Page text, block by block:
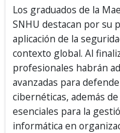
Los graduados de la
SNHU destacan por
aplicación de la
contexto global. Al
profesionales habrán
avanzadas para
cibernéticas, además
esenciales para la
informática en